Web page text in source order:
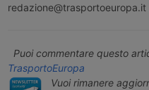
redazione@trasportoeuropa.it
Puoi commentare questo
TrasportoEuropa
Vuoi rimanere